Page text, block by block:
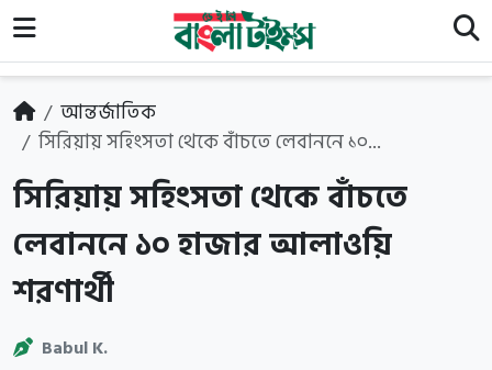
আন্তর্জাতিক
সিরিয়ায় সহিংসতা থেকে বাঁচতে লেবাননে ১০...
সিরিয়ায় সহিংসতা থেকে বাঁচতে
লেবাননে ১০ হাজার আলাওয়ি
শরণার্থী
Babul K.